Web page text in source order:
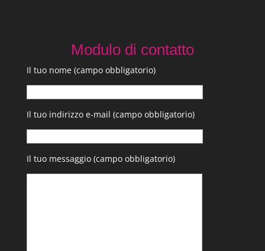
Modulo di contatto
Il tuo nome (campo obbligatorio)
Il tuo indirizzo e-mail (campo obbligatorio)
Il tuo messaggio (campo obbligatorio)